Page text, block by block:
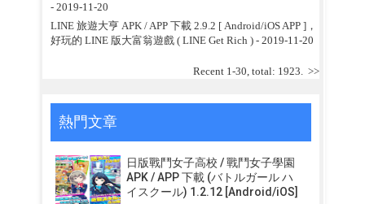
- 2019-11-20
LINE 旅遊大亨 APK / APP 下載 2.9.2 [ Android/iOS APP ]，
好玩的 LINE 版大富翁遊戲 ( LINE Get Rich )- 2019-11-20
Recent 1-30, total: 1923. >>
熱門文章
日版戰鬥女子高校 / 戰鬥女子學園
APK / APP 下載 (バトルガール ハ
イスクール) 1.2.12 [Android/iOS]